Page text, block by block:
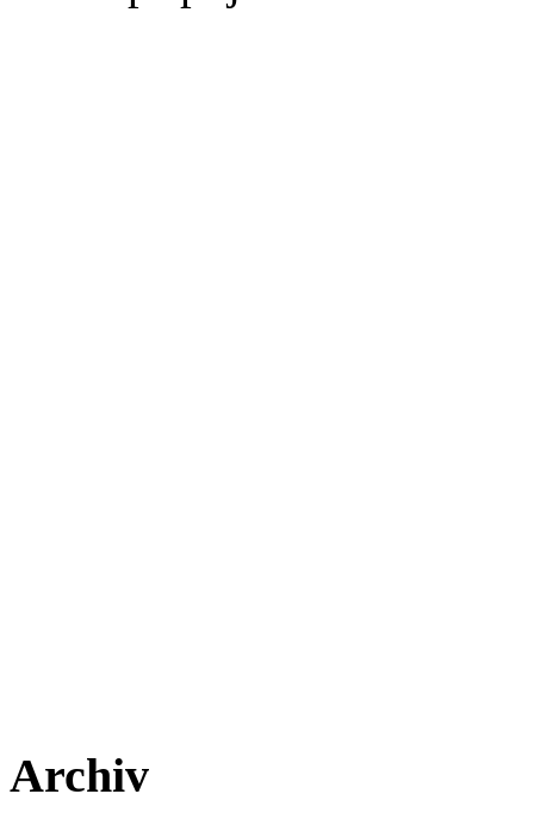
Archiv